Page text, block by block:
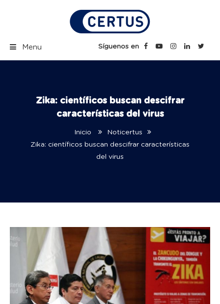
Certus Blog | Carreras
Menu Síguenos en
Zika: científicos buscan descifrar
características del virus
Inicio
Noticertus
Zika: científicos buscan descifrar características
del virus